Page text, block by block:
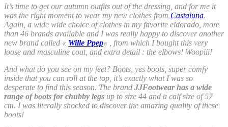
It’s time to get our autumn outfits out of the dressing, and for me it
was the right moment to wear my new clothes from Castaluna.
Again, a wide wide choice of clothes in my favorite eldorado, more
than 46 brands available and I was really happy to discover another
new brand called « Wille Ppep«
, from which I bought this very
loose and masculine coat, and extra detail : the elbows! Woopiii!
And what do you see on my feet? Boots, yes boots, super comfy
inside that you can roll at the top, it’s exactly what I was so
desperate to find this season. The brand JJFootwear has a wide
range of boots for chubby legs up to size 44 and a calf size of 57
cm. I was literally shocked to discover the amazing quality of these
boots!